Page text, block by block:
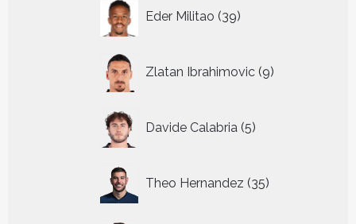
Eder Militao 39
producten
Zlatan Ibrahimovic 9
producten
Davide Calabria 5
producten
Theo Hernandez 35
producten